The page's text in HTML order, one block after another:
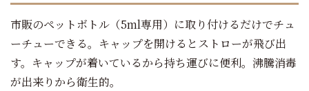
市販のペットボトル（5ml専用）に取り付けるだけでチュ
ーチューできる。キャップを開けるとストローが飛び出
す。キャップが着いているから持ち運びに便利。沸騰消毒
が出来りから衛生的。